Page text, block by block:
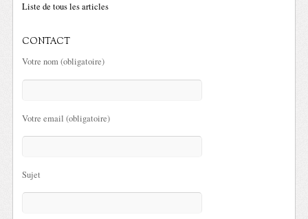
Liste de tous les articles
CONTACT
Votre nom (obligatoire)
Votre email (obligatoire)
Sujet